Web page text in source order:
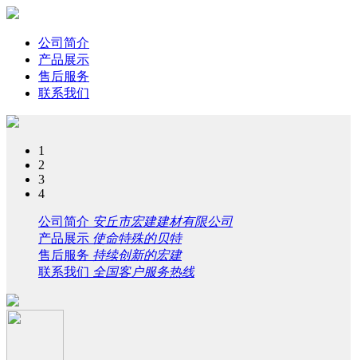
公司简介
产品展示
售后服务
联系我们
1
2
3
4
公司简介 安丘市宏建建材有限公司
产品展示 使命特殊的贝特
售后服务 持续创新的宏建
联系我们 全国客户服务热线